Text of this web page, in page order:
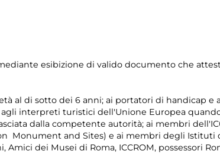
esibizione di valido documento che
al di sotto dei 6 anni; ai portatori di handicap e
interpreti turistici dell'Unione Europea
dalla competente autorità; ai membri
Monument and Sites) e ai membri degli Istituti
dei Musei di Roma, ICCROM, possessori